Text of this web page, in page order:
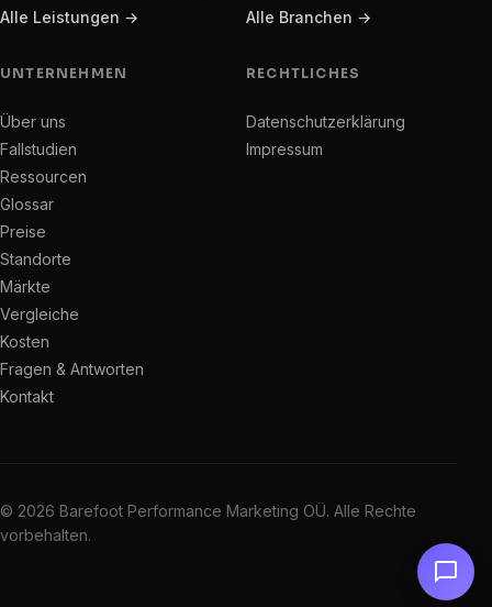
Alle Leistungen →
Alle Branchen →
UNTERNEHMEN
Über uns
Fallstudien
Ressourcen
Glossar
Preise
Standorte
Märkte
Vergleiche
Kosten
Fragen & Antworten
Kontakt
RECHTLICHES
Datenschutzerklärung
Impressum
© 2026 Barefoot Performance Marketing OÜ. Alle Rechte
vorbehalten.